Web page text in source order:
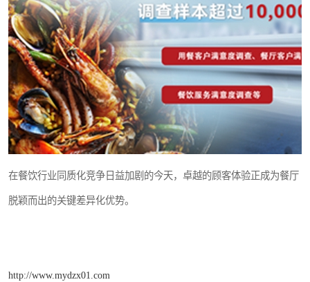
在餐饮行业同质化竞争日益加剧的今天，卓越的顾客体验正成为餐厅
脱颖而出的关键差异化优势。
http://www.mydzx01.com